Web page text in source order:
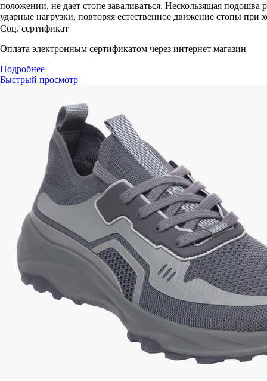
положении, не дает стопе заваливаться. Нескользящая подошва
ударные нагрузки, повторяя естественное движение стопы при
Соц. сертификат
Оплата электронным сертификатом через интернет магазин
Подробнее
Быстрый просмотр